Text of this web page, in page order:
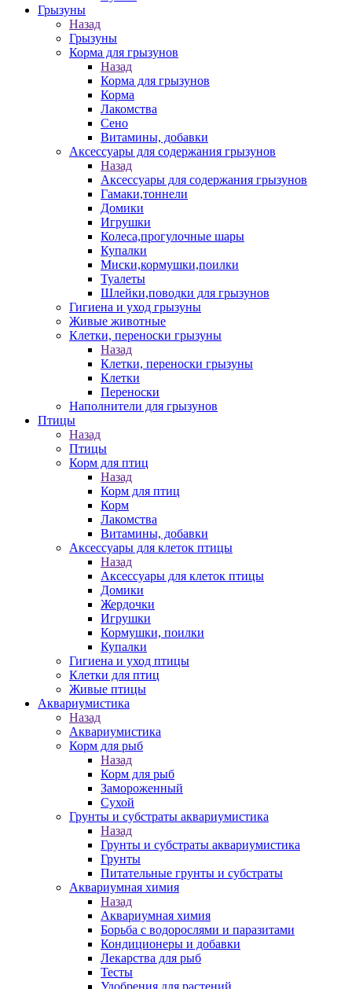
Грызуны
Назад
Грызуны
Корма для грызунов
Назад
Корма для грызунов
Корма
Лакомства
Сено
Витамины, добавки
Аксессуары для содержания грызунов
Назад
Аксессуары для содержания грызунов
Гамаки,тоннели
Домики
Игрушки
Колеса,прогулочные шары
Купалки
Миски,кормушки,поилки
Туалеты
Шлейки,поводки для грызунов
Гигиена и уход грызуны
Живые животные
Клетки, переноски грызуны
Назад
Клетки, переноски грызуны
Клетки
Переноски
Наполнители для грызунов
Птицы
Назад
Птицы
Корм для птиц
Назад
Корм для птиц
Корм
Лакомства
Витамины, добавки
Аксессуары для клеток птицы
Назад
Аксессуары для клеток птицы
Домики
Жердочки
Игрушки
Кормушки, поилки
Купалки
Гигиена и уход птицы
Клетки для птиц
Живые птицы
Аквариумистика
Назад
Аквариумистика
Корм для рыб
Назад
Корм для рыб
Замороженный
Сухой
Грунты и субстраты аквариумистика
Назад
Грунты и субстраты аквариумистика
Грунты
Питательные грунты и субстраты
Аквариумная химия
Назад
Аквариумная химия
Борьба с водорослями и паразитами
Кондиционеры и добавки
Лекарства для рыб
Тесты
Удобрения для растений